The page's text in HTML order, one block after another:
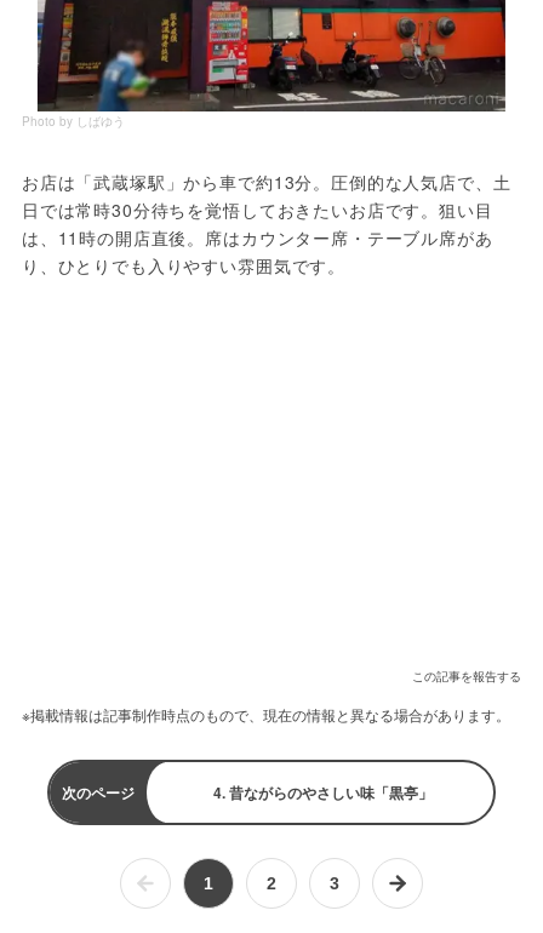
Photo by しばゆう
お店は「武蔵塚駅」から車で約13分。圧倒的な人気店で、土
日では常時30分待ちを覚悟しておきたいお店です。狙い目
は、11時の開店直後。席はカウンター席・テーブル席があ
り、ひとりでも入りやすい雰囲気です。
この記事を報告する
※掲載情報は記事制作時点のもので、現在の情報と異なる場合があります。
次のページ 4. 昔ながらのやさしい味「黒亭」
1 2 3